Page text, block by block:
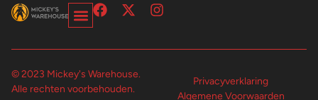
F
e
o
o
X
w
t
t
I
t
© 2023 Mickey's Warehouse.
Alle rechten voorbehouden.
Privacyverklaring
Algemene Voorwaarden